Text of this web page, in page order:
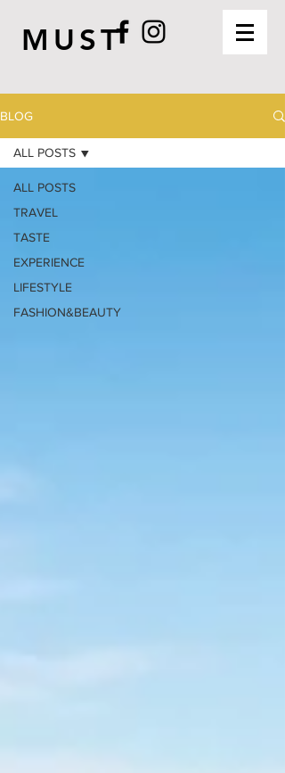
MUST
BLOG
ALL POSTS
TRAVEL
TASTE
EXPERIENCE
LIFESTYLE
FASHION&BEAUTY
ALL POSTS